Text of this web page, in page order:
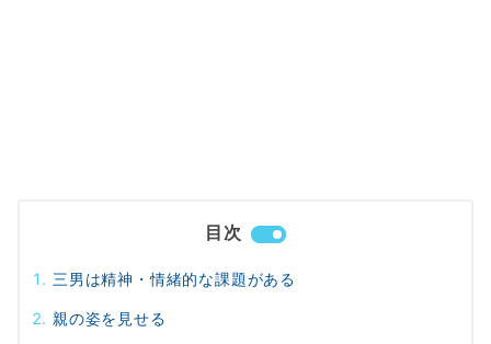
目次
三男は精神・情緒的な課題がある
親の姿を見せる